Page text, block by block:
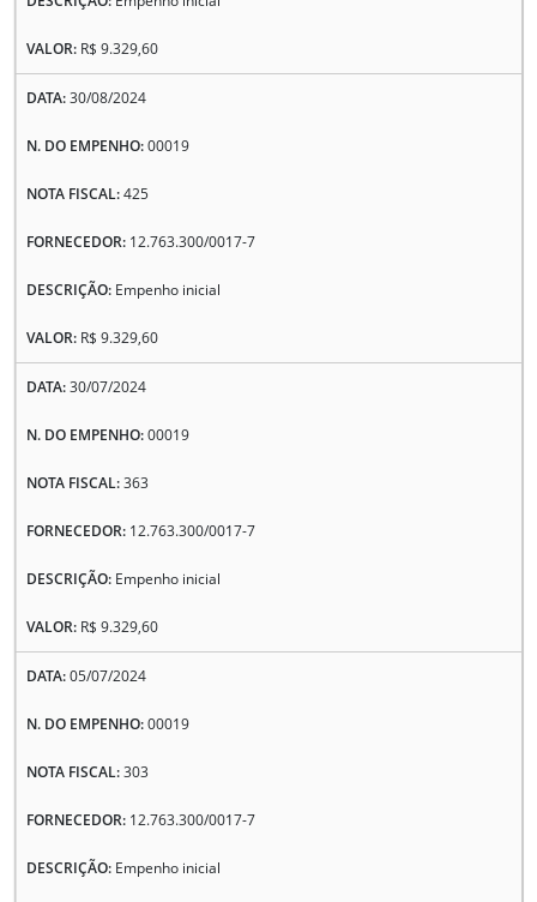
R$ 9.329,60
30/08/2024
00019
425
12.763.300/0017-7
Empenho inicial
R$ 9.329,60
30/07/2024
00019
363
12.763.300/0017-7
Empenho inicial
R$ 9.329,60
05/07/2024
00019
303
12.763.300/0017-7
Empenho inicial